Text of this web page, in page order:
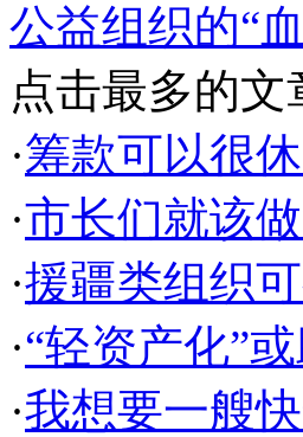
公益组织的“
点击最多的文
·筹款可以很
·市长们就该
·援疆类组织
·“轻资产化”
·我想要一艘